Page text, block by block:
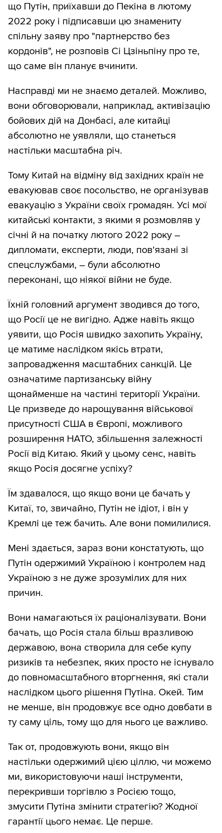
що Путін, приїхавши до Пекіна в лютому
2022 року і підписавши цю знамениту
спільну заяву про "партнерство без
кордонів", не розповів Сі Цзіньпіну про те,
що саме він планує вчинити.
Насправді ми не знаємо деталей. Можливо,
вони обговорювали, наприклад, активізацію
бойових дій на Донбасі, але китайці
абсолютно не уявляли, що станеться
настільки масштабна річ.
Тому Китай на відміну від західних країн не
евакуював своє посольство, не організував
евакуацію з України своїх громадян. Усі мої
китайські контакти, з якими я розмовляв у
січні й на початку лютого 2022 року –
дипломати, експерти, люди, пов'язані зі
спецслужбами, – були абсолютно
переконані, що ніякої війни не буде.
Їхній головний аргумент зводився до того,
що Росії це не вигідно. Адже навіть якщо
уявити, що Росія швидко захопить Україну,
це матиме наслідком якісь втрати,
запровадження масштабних санкцій. Це
означатиме партизанську війну
щонайменше на частині території України.
Це призведе до нарощування військової
присутності США в Європі, можливого
розширення НАТО, збільшення залежності
Росії від Китаю. Який у цьому сенс, навіть
якщо Росія досягне успіху?
Їм здавалося, що якщо вони це бачать у
Китаї, то, звичайно, ​​Путін не ідіот, і він у
Кремлі це теж бачить. Але вони помилилися.
Мені здається, зараз вони констатують, що
Путін одержимий Україною і контролем над
Україною з не дуже зрозумілих для них
причин.
Вони намагаються їх раціоналізувати. Вони
бачать, що Росія стала більш вразливою
державою, вона створила для себе купу
ризиків та небезпек, яких просто не існувало
до повномасштабного вторгнення, які стали
наслідком цього рішення Путіна. Окей. Тим
не менше, він продовжує все одно довбати в
ту саму ціль, тому що для нього це важливо.
Так от, продовжують вони, якщо він
настільки одержимий цією ціллю, чи можемо
ми, використовуючи наші інструменти,
перекривши торгівлю з Росією тощо,
змусити Путіна змінити стратегію? Жодної
гарантії цього немає. Це перше.